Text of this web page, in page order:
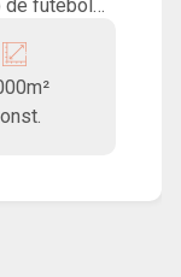
de futebol